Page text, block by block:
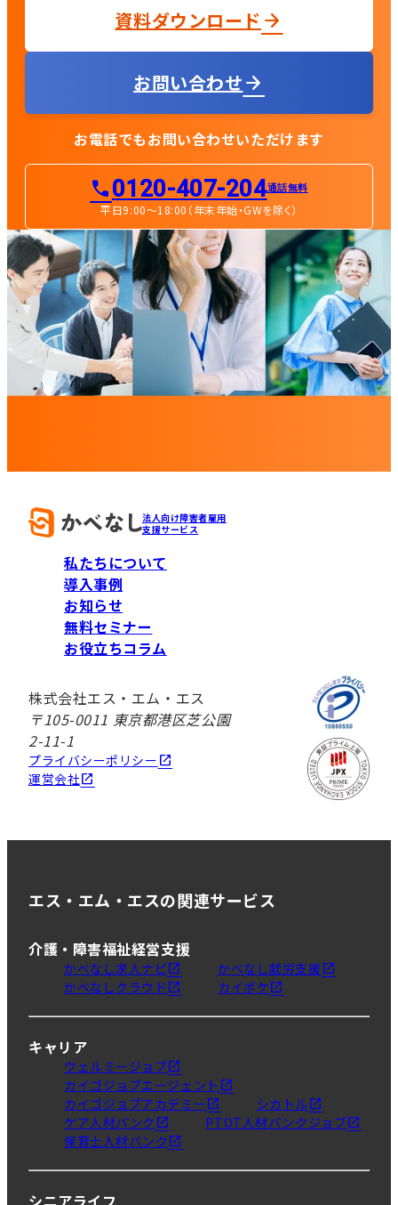
資料ダウンロード
お問い合わせ
お電話でもお問い合わせいただけます
0120-407-204通話無料
平日9:00〜18:00（年末年始・GWを除く）
法人向け障害者雇用
支援サービス
私たちについて
導入事例
お知らせ
無料セミナー
お役立ちコラム
株式会社エス・エム・エス
〒105-0011 東京都港区芝公園
2-11-1
プライバシーポリシー
運営会社
エス・エム・エスの関連サービス
介護・障害福祉経営支援
かべなし求人ナビ
かべなし就労支援
かべなしクラウド
カイポケ
キャリア
ウェルミージョブ
カイゴジョブエージェント
カイゴジョブアカデミー
シカトル
ケア人材バンク
PTOT人材バンクジョブ
保育士人材バンク